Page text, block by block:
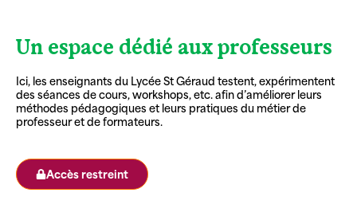
Un espace dédié aux professeurs
Ici, les enseignants du Lycée St Géraud testent, expérimentent
des séances de cours, workshops, etc. afin d’améliorer leurs
méthodes pédagogiques et leurs pratiques du métier de
professeur et de formateurs.
Accès restreint